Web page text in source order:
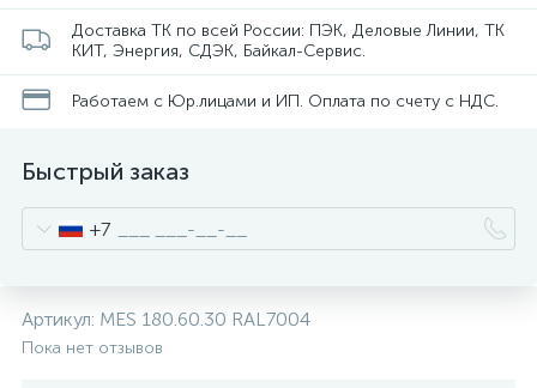
Доставка ТК по всей России: ПЭК, Деловые Линии, ТК
КИТ, Энергия, СДЭК, Байкал-Сервис.
Работаем с Юр.лицами и ИП. Оплата по счету с НДС.
Быстрый заказ
+7
Артикул: MES 180.60.30 RAL7004
Пока нет отзывов